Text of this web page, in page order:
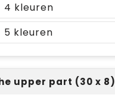
4
5
upper part (30 x 8)